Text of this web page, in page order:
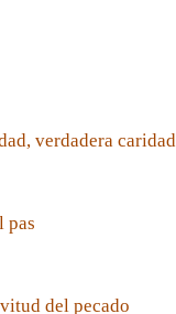
verdadera
pas
del pecado